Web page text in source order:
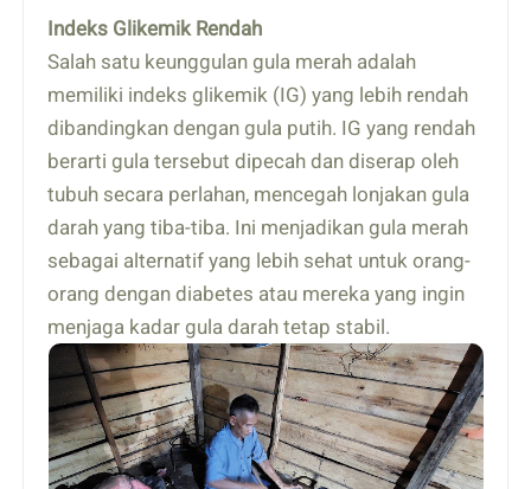
Indeks Glikemik Rendah
Salah satu keunggulan gula merah adalah
memiliki indeks glikemik (IG) yang lebih rendah
dibandingkan dengan gula putih. IG yang rendah
berarti gula tersebut dipecah dan diserap oleh
tubuh secara perlahan, mencegah lonjakan gula
darah yang tiba-tiba. Ini menjadikan gula merah
sebagai alternatif yang lebih sehat untuk orang-
orang dengan diabetes atau mereka yang ingin
menjaga kadar gula darah tetap stabil.